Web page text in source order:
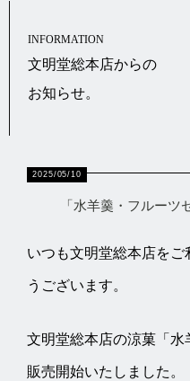
INFORMATION
文明堂総本店からの
お知らせ。
2025/05/10
「水羊羹・フルーツ
いつも文明堂総本店をご
うございます。
文明堂総本店の涼菓「
販売開始いたしました。